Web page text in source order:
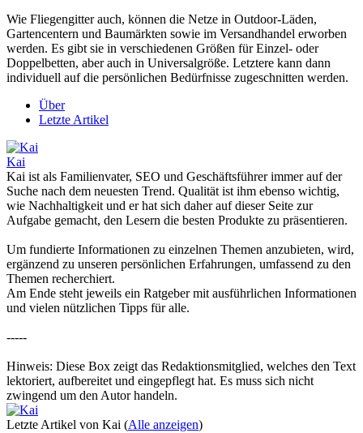
Wie Fliegengitter auch, können die Netze in Outdoor-Läden,
Gartencentern und Baumärkten sowie im Versandhandel erworben
werden. Es gibt sie in verschiedenen Größen für Einzel- oder
Doppelbetten, aber auch in Universalgröße. Letztere kann dann
individuell auf die persönlichen Bedürfnisse zugeschnitten werden.
Über
Letzte Artikel
Kai
Kai ist als Familienvater, SEO und Geschäftsführer immer auf der
Suche nach dem neuesten Trend. Qualität ist ihm ebenso wichtig,
wie Nachhaltigkeit und er hat sich daher auf dieser Seite zur
Aufgabe gemacht, den Lesern die besten Produkte zu präsentieren.
Um fundierte Informationen zu einzelnen Themen anzubieten, wird,
ergänzend zu unseren persönlichen Erfahrungen, umfassend zu den
Themen recherchiert.
Am Ende steht jeweils ein Ratgeber mit ausführlichen Informationen
und vielen nützlichen Tipps für alle.
-----
Hinweis: Diese Box zeigt das Redaktionsmitglied, welches den Text
lektoriert, aufbereitet und eingepflegt hat. Es muss sich nicht
zwingend um den Autor handeln.
Letzte Artikel von Kai (Alle anzeigen)